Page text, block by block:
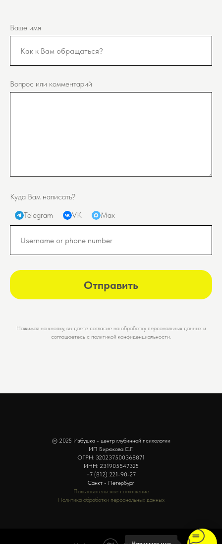
Ваше имя
Вопрос или комментарий
Куда Вам написать?
Telegram
VK Max
Отправить
Нажимая на кнопку, вы даете согласие на обработку персональных данных и
соглашаетесь c политикой конфиденциальности.
© 2025 Избушка - центр глубинной психологии
ИП Бирюкова С.Г.
ОГРН: 320237500368871
ИНН: 231905547325
+7 (812) 221-90-27
Санкт - Петербург
Пользовательское соглашение
Политика обработки персональных данных